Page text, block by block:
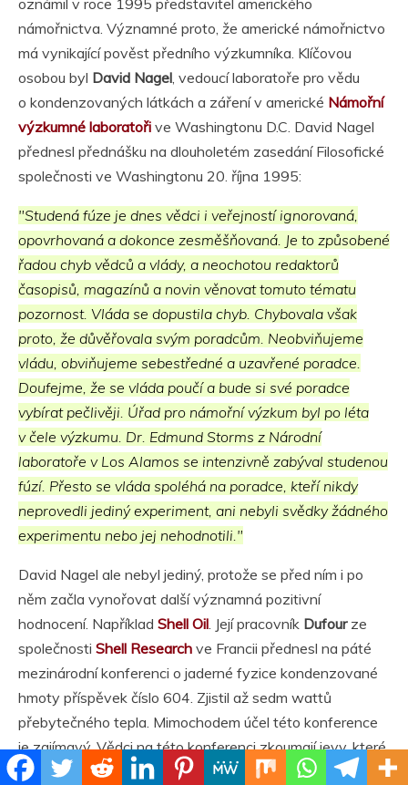
oznámil v roce 1995 představitel amerického
námořnictva. Významné proto, že americké námořnictvo
má vynikající pověst předního výzkumníka. Klíčovou
osobou byl David Nagel, vedoucí laboratoře pro vědu
o kondenzovaných látkách a záření v americké Námořní
výzkumné laboratoři ve Washingtonu D.C. David Nagel
přednesl přednášku na dlouholetém zasedání Filosofické
společnosti ve Washingtonu 20. října 1995:
"Studená fúze je dnes vědci i veřejností ignorovaná,
opovrhovaná a dokonce zesměšňovaná. Je to způsobené
řadou chyb vědců a vlády, a neochotou redaktorů
časopisů, magazínů a novin věnovat tomuto tématu
pozornost. Vláda se dopustila chyb. Chybovala však
proto, že důvěřovala svým poradcům. Neobviňujeme
vládu, obviňujeme sebestředné a uzavřené poradce.
Doufejme, že se vláda poučí a bude si své poradce
vybírat pečlivěji. Úřad pro námořní výzkum byl po léta
v čele výzkumu. Dr. Edmund Storms z Národní
laboratoře v Los Alamos se intenzivně zabýval studenou
fúzí. Přesto se vláda spoléhá na poradce, kteří nikdy
neprovedli jediný experiment, ani nebyli svědky žádného
experimentu nebo jej nehodnotili."
David Nagel ale nebyl jediný, protože se před ním i po
něm začla vynořovat další významná pozitivní
hodnocení. Například Shell Oil. Její pracovník Dufourze
společnosti Shell Research ve Francii přednesl na páté
mezinárodní konferenci o jaderné fyzice kondenzované
hmoty příspěvek číslo 604. Zjistil až sedm wattů
přebytečného tepla. Mimochodem účel této konference
je zajímavý. Vědci na této konferenci zkoumají jevy, které
se podobají jaderné fúzi, ale probíhají při mnohem nižších